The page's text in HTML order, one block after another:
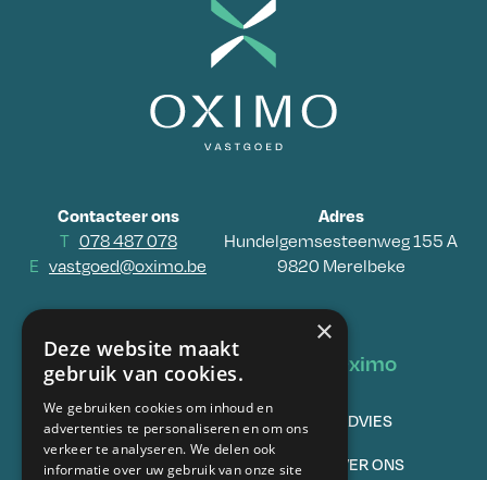
Contacteer ons
T 078 487 078
E vastgoed@oximo.be
Adres
Hundelgemsesteenweg 155 A
9820 Merelbeke
Vastgoed
TE KOOP
VERKOPEN
Oximo
ADVIES
OVER ONS
×
Deze website maakt
gebruik van cookies.
We gebruiken cookies om inhoud en
advertenties te personaliseren en om ons
verkeer te analyseren. We delen ook
informatie over uw gebruik van onze site